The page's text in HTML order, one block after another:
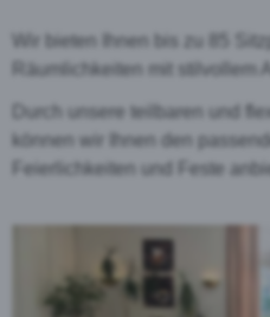
Wir bieten Ihnen bis zu 85
Räumlichkeiten mit stilvollem
Durch unsere teilbaren und
können wir Ihnen den
Feierlichkeiten und Feste